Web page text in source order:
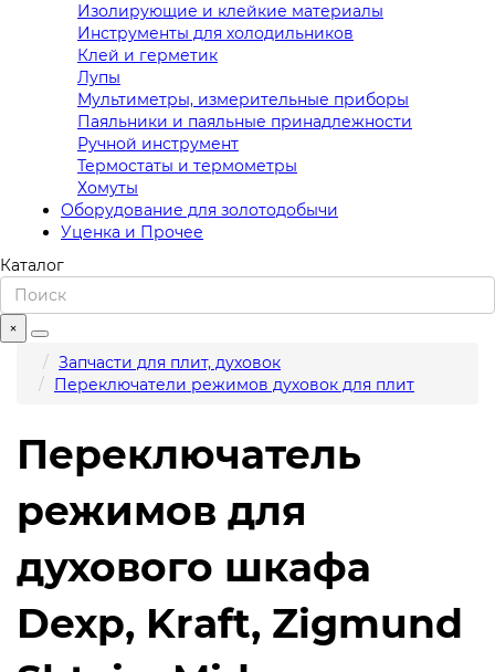
Изолирующие и клейкие материалы
Инструменты для холодильников
Клей и герметик
Лупы
Мультиметры, измерительные приборы
Паяльники и паяльные принадлежности
Ручной инструмент
Термостаты и термометры
Хомуты
Оборудование для золотодобычи
Уценка и Прочее
Каталог
×
Запчасти для плит, духовок
Переключатели режимов духовок для плит
Переключатель
режимов для
духового шкафа
Dexp, Kraft, Zigmund